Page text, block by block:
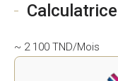
~ 2 100 TND/Mois